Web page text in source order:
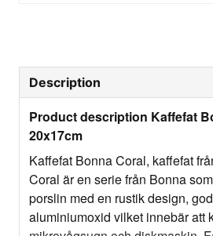
Description
Product description Kaffefat
20x17cm
Kaffefat Bonna Coral, kaffefat
Coral är en serie från Bonna
porslin med en rustik design,
aluminiumoxid vilket innebär att